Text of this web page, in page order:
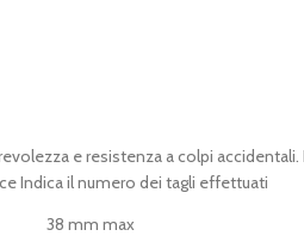
e resistenza a colpi
Indica il numero dei tagli effettuati
38 mm max